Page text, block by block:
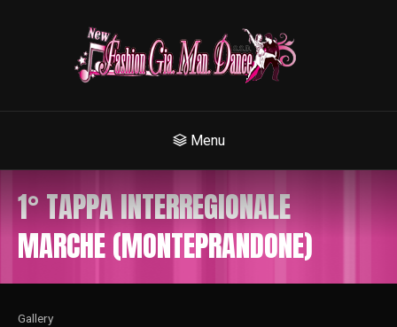
Menu
1° TAPPA INTERREGIONALE
MARCHE (MONTEPRANDONE)
Gallery